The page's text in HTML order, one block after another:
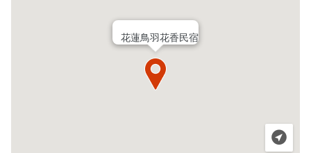
花蓮鳥羽花香民宿